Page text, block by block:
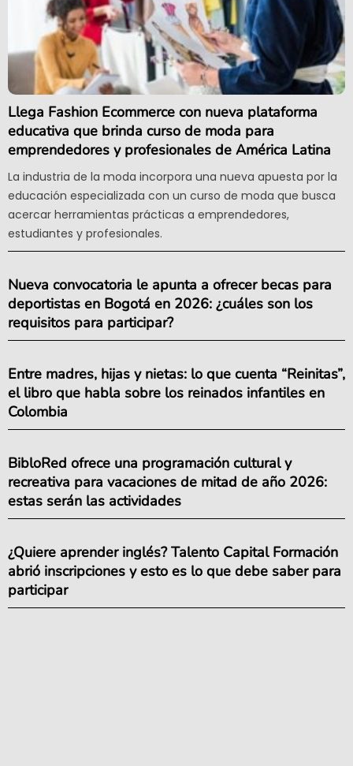
Llega Fashion Ecommerce con nueva plataforma
educativa que brinda curso de moda para
emprendedores y profesionales de América Latina
La industria de la moda incorpora una nueva apuesta por la
educación especializada con un curso de moda que busca
acercar herramientas prácticas a emprendedores,
estudiantes y profesionales.
Nueva convocatoria le apunta a ofrecer becas para
deportistas en Bogotá en 2026: ¿cuáles son los
requisitos para participar?
Entre madres, hijas y nietas: lo que cuenta “Reinitas”,
el libro que habla sobre los reinados infantiles en
Colombia
BibloRed ofrece una programación cultural y
recreativa para vacaciones de mitad de año 2026:
estas serán las actividades
¿Quiere aprender inglés? Talento Capital Formación
abrió inscripciones y esto es lo que debe saber para
participar